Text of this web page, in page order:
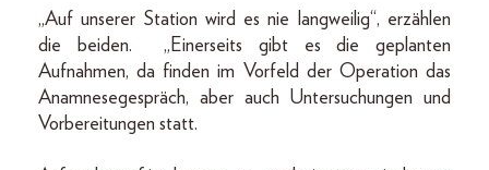
„Auf unserer Station wird es nie langweilig“, erzählen
die beiden. „Einerseits gibt es die geplanten
Aufnahmen, da finden im Vorfeld der Operation das
Anamnesegespräch, aber auch Untersuchungen und
Vorbereitungen statt.